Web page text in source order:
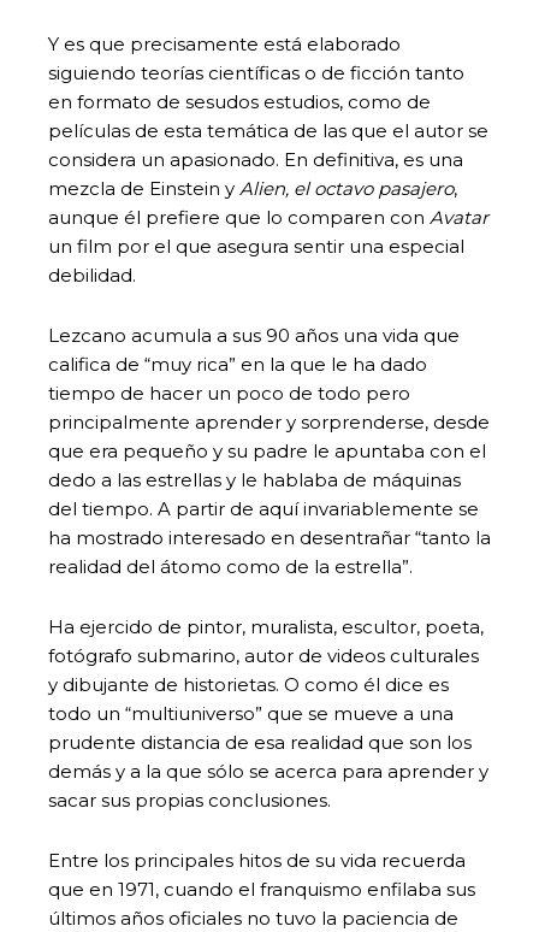
Y es que precisamente está elaborado
siguiendo teorías científicas o de ficción tanto
en formato de sesudos estudios, como de
películas de esta temática de las que el autor se
considera un apasionado. En definitiva, es una
mezcla de Einstein y Alien, el octavo pasajero,
aunque él prefiere que lo comparen con Avatar
un film por el que asegura sentir una especial
debilidad.
Lezcano acumula a sus 90 años una vida que
califica de “muy rica” en la que le ha dado
tiempo de hacer un poco de todo pero
principalmente aprender y sorprenderse, desde
que era pequeño y su padre le apuntaba con el
dedo a las estrellas y le hablaba de máquinas
del tiempo. A partir de aquí invariablemente se
ha mostrado interesado en desentrañar “tanto la
realidad del átomo como de la estrella”.
Ha ejercido de pintor, muralista, escultor, poeta,
fotógrafo submarino, autor de videos culturales
y dibujante de historietas. O como él dice es
todo un “multiuniverso” que se mueve a una
prudente distancia de esa realidad que son los
demás y a la que sólo se acerca para aprender y
sacar sus propias conclusiones.
Entre los principales hitos de su vida recuerda
que en 1971, cuando el franquismo enfilaba sus
últimos años oficiales no tuvo la paciencia de